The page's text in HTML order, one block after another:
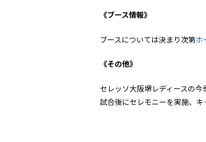
《ブース情報》
ブースについては決まり次第ホ
《その他》
セレッソ大阪堺レディースの今
試合後にセレモニーを実施、